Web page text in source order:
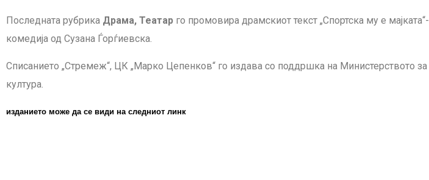
Последната рубрика Драма, Театар го промовира драмскиот текст „Спортска му е мајката“-
комедија од Сузана Ѓорѓиевска.
Списанието „Стремеж“, ЦК „Марко Цепенков“ го издава со поддршка на Министерството за
култура.
изданието може да се види на следниот линк